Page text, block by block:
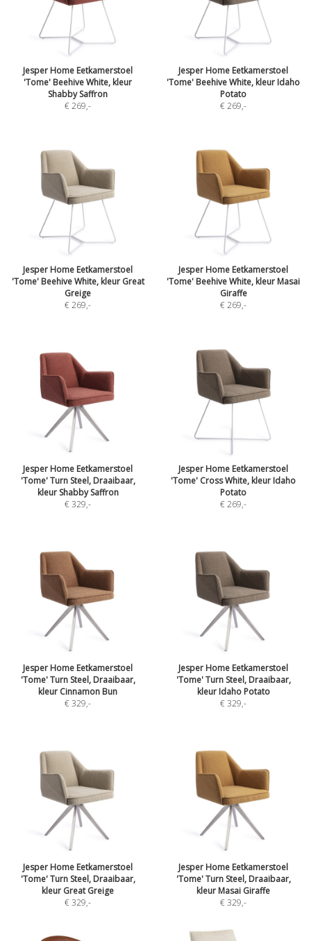
Jesper Home Eetkamerstoel
'Tome' Beehive White, kleur
Shabby Saffron
€ 269,-
Jesper Home Eetkamerstoel
'Tome' Beehive White, kleur Idaho
Potato
€ 269,-
Jesper Home Eetkamerstoel
'Tome' Beehive White, kleur Great
Greige
€ 269,-
Jesper Home Eetkamerstoel
'Tome' Beehive White, kleur Masai
Giraffe
€ 269,-
Jesper Home Eetkamerstoel
'Tome' Turn Steel, Draaibaar,
kleur Shabby Saffron
€ 329,-
Jesper Home Eetkamerstoel
'Tome' Cross White, kleur Idaho
Potato
€ 269,-
Jesper Home Eetkamerstoel
'Tome' Turn Steel, Draaibaar,
kleur Cinnamon Bun
€ 329,-
Jesper Home Eetkamerstoel
'Tome' Turn Steel, Draaibaar,
kleur Idaho Potato
€ 329,-
Jesper Home Eetkamerstoel
'Tome' Turn Steel, Draaibaar,
kleur Great Greige
€ 329,-
Jesper Home Eetkamerstoel
'Tome' Turn Steel, Draaibaar,
kleur Masai Giraffe
€ 329,-